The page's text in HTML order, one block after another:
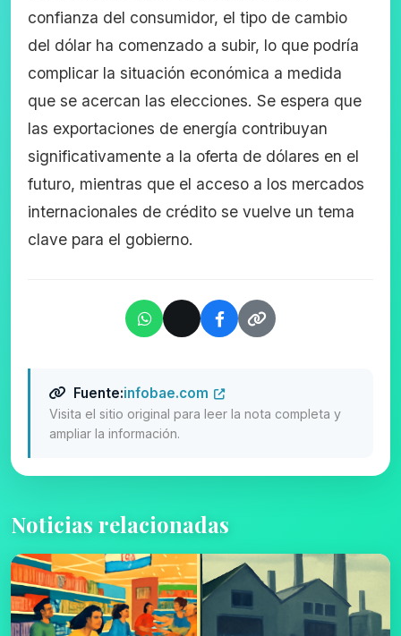
confianza del consumidor, el tipo de cambio
del dólar ha comenzado a subir, lo que podría
complicar la situación económica a medida
que se acercan las elecciones. Se espera que
las exportaciones de energía contribuyan
significativamente a la oferta de dólares en el
futuro, mientras que el acceso a los mercados
internacionales de crédito se vuelve un tema
clave para el gobierno.
Fuente:infobae.com
Visita el sitio original para leer la nota completa y
ampliar la información.
Noticias relacionadas